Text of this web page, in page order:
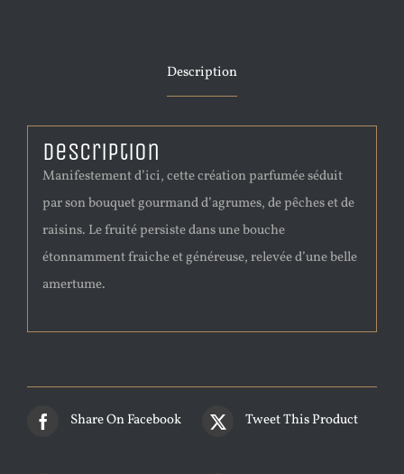
Description
Description
Manifestement d’ici, cette création parfumée séduit
par son bouquet gourmand d’agrumes, de pêches et de
raisins. Le fruité persiste dans une bouche
étonnamment fraiche et généreuse, relevée d’une belle
amertume.
Share On Facebook Tweet This Product